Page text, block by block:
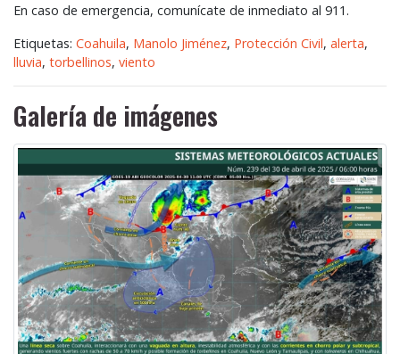
En caso de emergencia, comunícate de inmediato al 911.
Etiquetas: Coahuila, Manolo Jiménez, Protección Civil, alerta,
lluvia, torbellinos, viento
Galería de imágenes